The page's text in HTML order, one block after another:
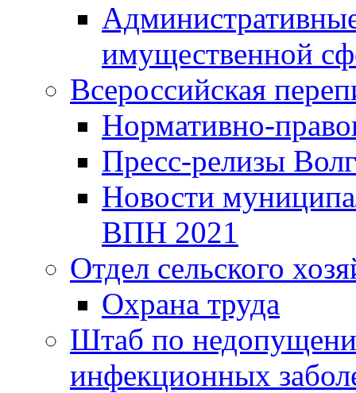
имущественной
Всероссийская
Нормативно-
Пресс-релизы
Новости
ВПН 2021
Отдел сельского
Охрана труда
Штаб по
инфекционных